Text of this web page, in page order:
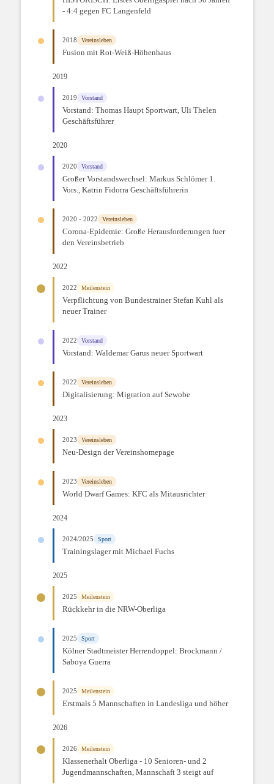
- 4:4 gegen FC Langenfeld
2018 Vereinsleben
Fusion mit Rot-Weiß-Höhenhaus
2019
2019 Vorstand
Vorstand: Thomas Haupt Sportwart, Uli Thelen
Geschäftsführer
2020
2020 Vorstand
Großer Vorstandswechsel: Markus Schlömer 1.
Vors., Katrin Fidorra Geschäftsführerin
2020 - 2022 Vereinsleben
Corona-Epidemie: Große Herausforderungen fuer
den Vereinsbetrieb
2022
2022 Meilenstein
Verpflichtung von Bundestrainer Stefan Kuhl als
neuer Trainer
2022 Vorstand
Vorstand: Waldemar Garus neuer Sportwart
2022 Vereinsleben
Digitalisierung: Migration auf Sewobe
2023
2023 Vereinsleben
Neu-Design der Vereinshomepage
2023 Vereinsleben
World Dwarf Games: KFC als Mitausrichter
2024
2024/2025 Sport
Trainingslager mit Michael Fuchs
2025
2025 Meilenstein
Rückkehr in die NRW-Oberliga
2025 Sport
Kölner Stadtmeister Herrendoppel: Brockmann /
Saboya Guerra
2025 Meilenstein
Erstmals 5 Mannschaften in Landesliga und höher
2026
2026 Meilenstein
Klassenerhalt Oberliga - 10 Senioren- und 2
Jugendmannschaften, Mannschaft 3 steigt auf